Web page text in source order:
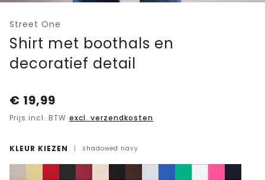
Street One
Shirt met boothals en
decoratief detail
€ 19,99
Prijs incl. BTW excl. verzendkosten
KLEUR KIEZEN | shadowed navy